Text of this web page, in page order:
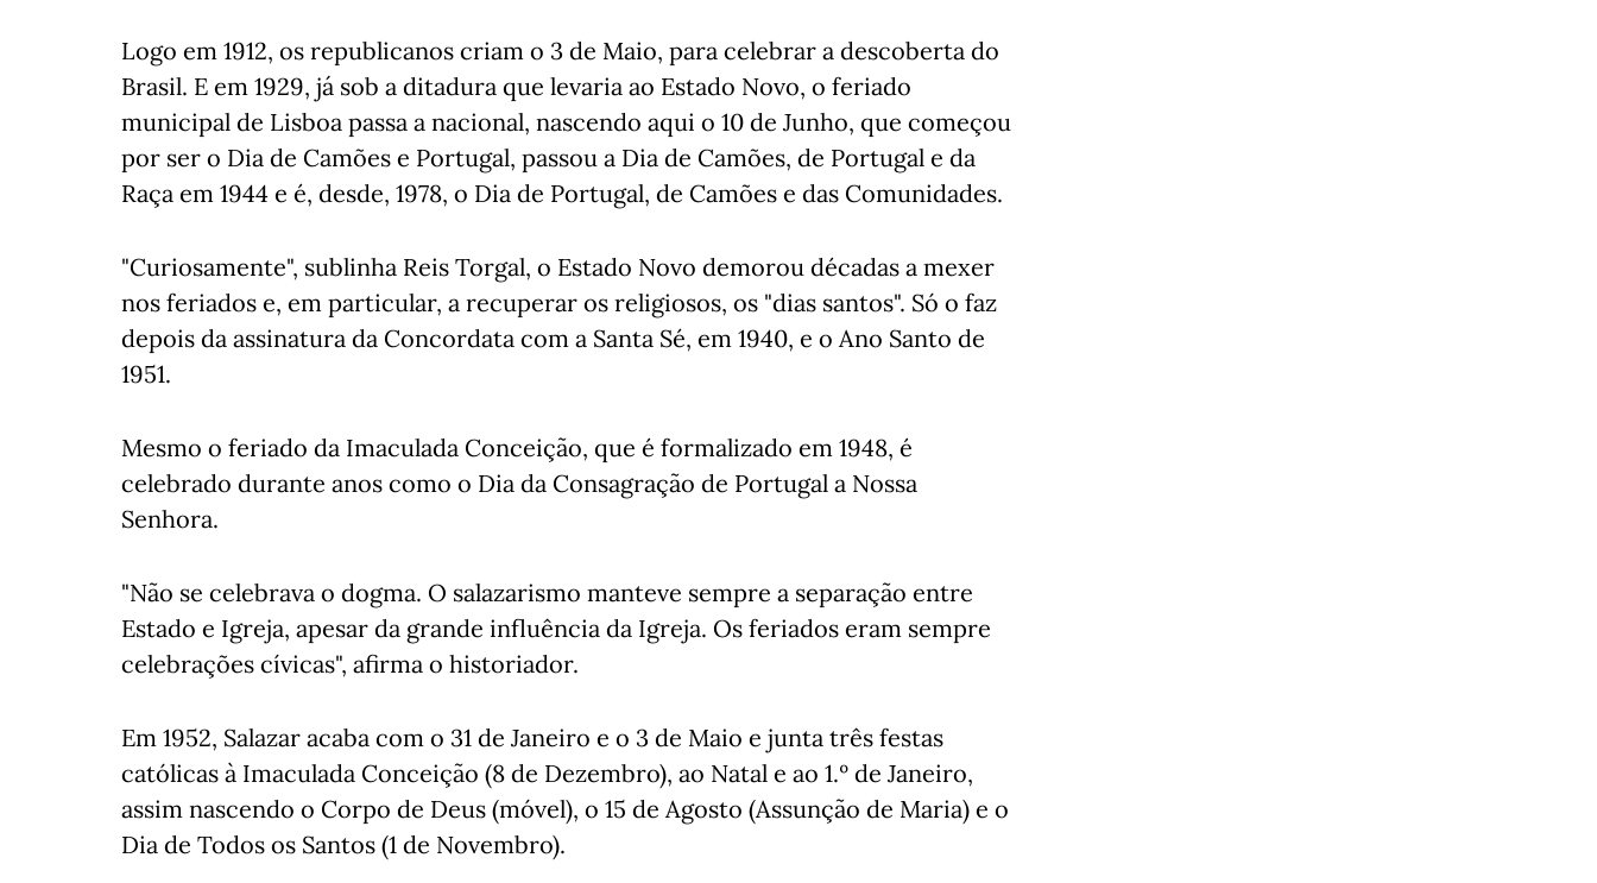
Logo em 1912, os republicanos criam o 3 de Maio, para celebrar a descoberta do
Brasil. E em 1929, já sob a ditadura que levaria ao Estado Novo, o feriado
municipal de Lisboa passa a nacional, nascendo aqui o 10 de Junho, que começou
por ser o Dia de Camões e Portugal, passou a Dia de Camões, de Portugal e da
Raça em 1944 e é, desde, 1978, o Dia de Portugal, de Camões e das Comunidades.
"Curiosamente", sublinha Reis Torgal, o Estado Novo demorou décadas a mexer
nos feriados e, em particular, a recuperar os religiosos, os "dias santos". Só o faz
depois da assinatura da Concordata com a Santa Sé, em 1940, e o Ano Santo de
1951.
Mesmo o feriado da Imaculada Conceição, que é formalizado em 1948, é
celebrado durante anos como o Dia da Consagração de Portugal a Nossa
Senhora.
"Não se celebrava o dogma. O salazarismo manteve sempre a separação entre
Estado e Igreja, apesar da grande influência da Igreja. Os feriados eram sempre
celebrações cívicas", afirma o historiador.
Em 1952, Salazar acaba com o 31 de Janeiro e o 3 de Maio e junta três festas
católicas à Imaculada Conceição (8 de Dezembro), ao Natal e ao 1.º de Janeiro,
assim nascendo o Corpo de Deus (móvel), o 15 de Agosto (Assunção de Maria) e o
Dia de Todos os Santos (1 de Novembro).